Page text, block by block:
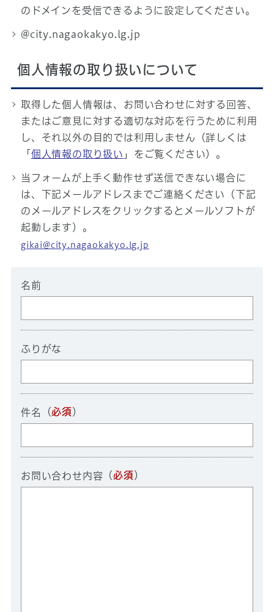
のドメインを受信できるように設定してください。
@city.nagaokakyo.lg.jp
個人情報の取り扱いについて
取得した個人情報は、お問い合わせに対する回答、
またはご意見に対する適切な対応を行うために利用
し、それ以外の目的では利用しません（詳しくは
「 個人情報の取り扱い 」をご覧ください）。
当フォームが上手く動作せず送信できない場合に
は、下記メールアドレスまでご連絡ください（下記
のメールアドレスをクリックするとメールソフトが
起動します）。
gikai@city.nagaokakyo.lg.jp
名前
ふりがな
件名 （必須 ）
お問い合わせ内容 （必須 ）